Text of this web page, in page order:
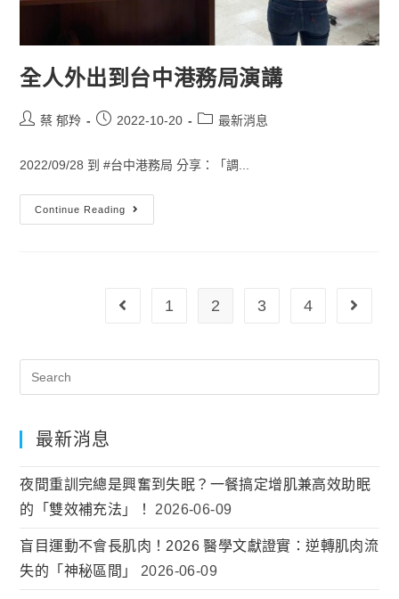
全人外出到台中港務局演講
蔡 郁羚 2022-10-20 最新消息
2022/09/28 到 #台中港務局 分享：「調...
Continue Reading
1 2 3 4
最新消息
夜間重訓完總是興奮到失眠？一餐搞定增肌兼高效助眠
的「雙效補充法」！
2026-06-09
盲目運動不會長肌肉！2026 醫學文獻證實：逆轉肌肉流
失的「神秘區間」
2026-06-09